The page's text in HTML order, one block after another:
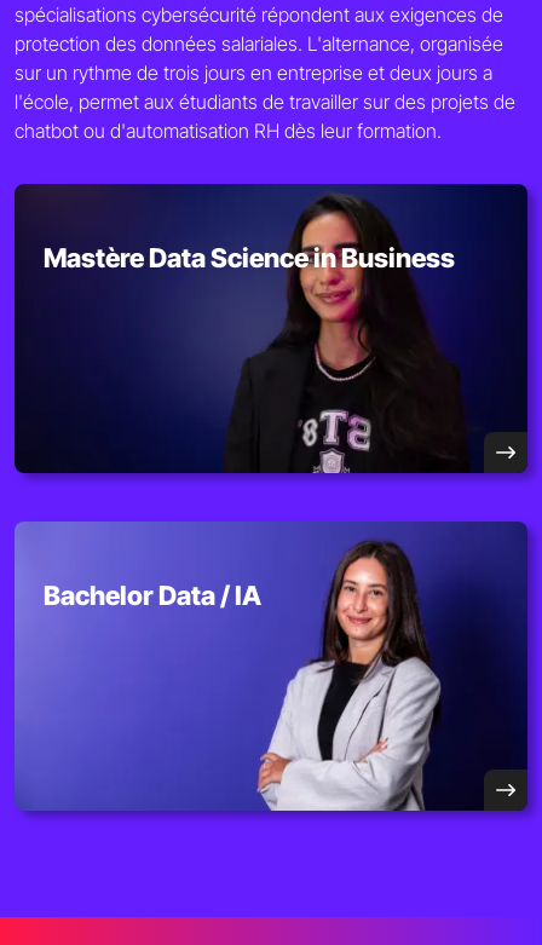
spécialisations cybersécurité répondent aux exigences de
protection des données salariales. L'alternance, organisée
sur un rythme de trois jours en entreprise et deux jours a
l'école, permet aux étudiants de travailler sur des projets de
chatbot ou d'automatisation RH dès leur formation.
Mastère Data Science in Business
Bachelor Data / IA